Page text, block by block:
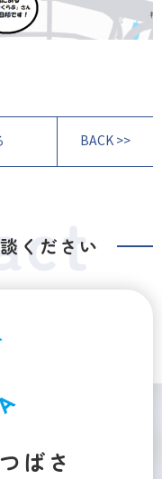
BACK >>
ください
つばさ